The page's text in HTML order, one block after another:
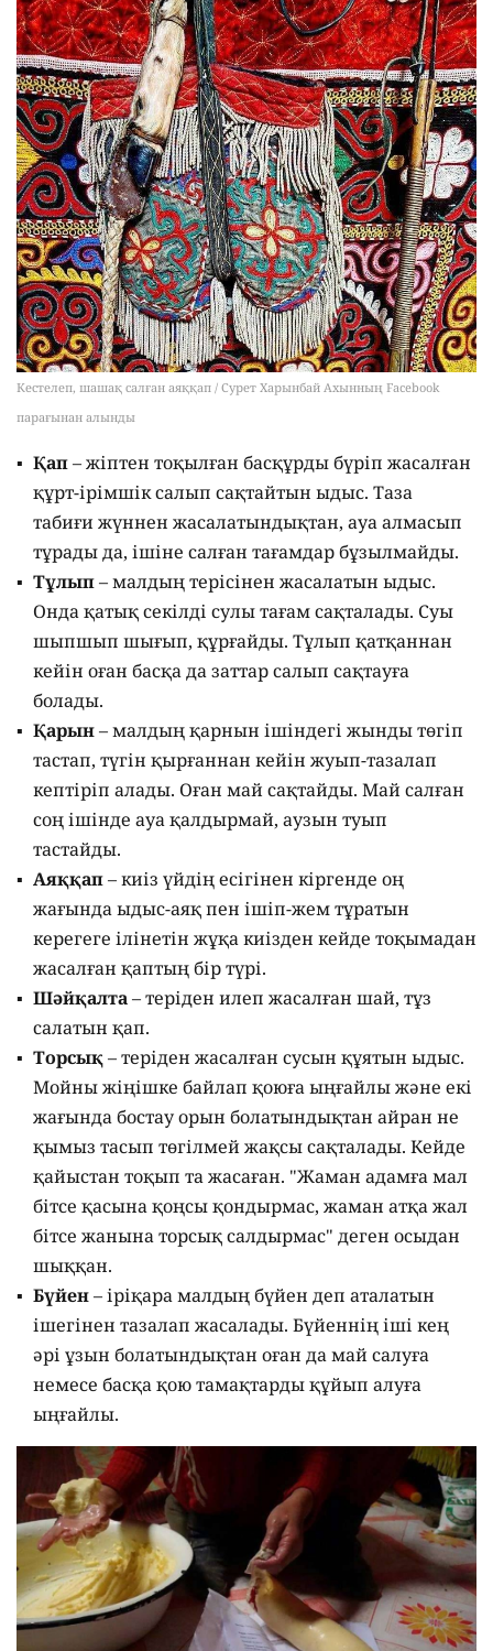
Кестелеп, шашақ салған аяққап / Сурет Харынбай Ахынның Facebook
парағынан алынды
Қап– жіптен тоқылған басқұрды бүріп жасалған
құрт-ірімшік салып сақтайтын ыдыс. Таза
табиғи жүннен жасалатындықтан, ауа алмасып
тұрады да, ішіне салған тағамдар бұзылмайды.
Тұлып– малдың терісінен жасалатын ыдыс.
Онда қатық секілді сулы тағам сақталады. Суы
шыпшып шығып, құрғайды. Тұлып қатқаннан
кейін оған басқа да заттар салып сақтауға
болады.
Қарын– малдың қарнын ішіндегі жынды төгіп
тастап, түгін қырғаннан кейін жуып-тазалап
кептіріп алады. Оған май сақтайды. Май салған
соң ішінде ауа қалдырмай, аузын туып
тастайды.
Аяққап– киіз үйдің есігінен кіргенде оң
жағында ыдыс-аяқ пен ішіп-жем тұратын
керегеге ілінетін жұқа киізден кейде тоқымадан
жасалған қаптың бір түрі.
Шәйқалта– теріден илеп жасалған шай, тұз
салатын қап.
Торсық– теріден жасалған сусын құятын ыдыс.
Мойны жіңішке байлап қоюға ыңғайлы және екі
жағында бостау орын болатындықтан айран не
қымыз тасып төгілмей жақсы сақталады. Кейде
қайыстан тоқып та жасаған. "Жаман адамға мал
бітсе қасына қоңсы қондырмас, жаман атқа жал
бітсе жанына торсық салдырмас" деген осыдан
шыққан.
Бүйен– іріқара малдың бүйен деп аталатын
ішегінен тазалап жасалады. Бүйеннің іші кең
әрі ұзын болатындықтан оған да май салуға
немесе басқа қою тамақтарды құйып алуға
ыңғайлы.